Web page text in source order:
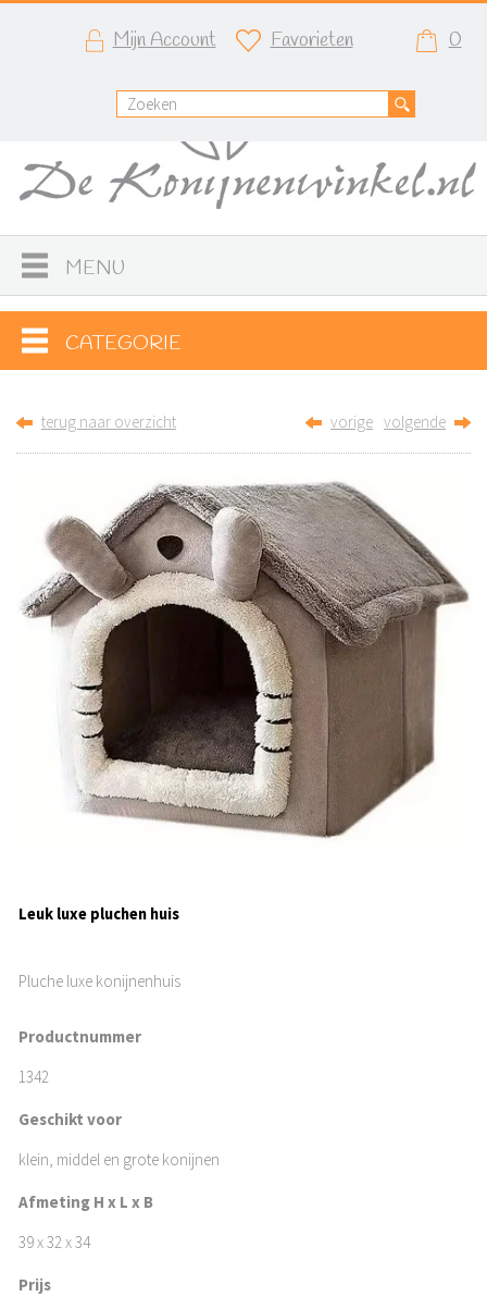
Mijn Account Favorieten 0
MENU
CATEGORIE
terug naar overzicht vorige volgende
Leuk luxe pluchen huis
Pluche luxe konijnenhuis
Productnummer
1342
Geschikt voor
klein, middel en grote konijnen
Afmeting H x L x B
39 x 32 x 34
Prijs